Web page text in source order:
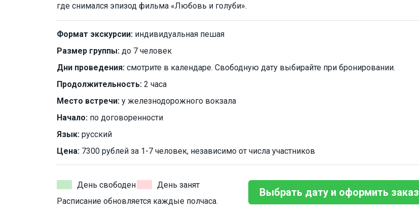
где снимался эпизод фильма «Любовь и голуби».
Формат экскурсии: индивидуальная пешая
Размер группы: до 7 человек
Дни проведения: смотрите в календаре. Свободную дату выбирайте при бронировании.
Продолжительность: 2 часа
Место встречи: у железнодорожного вокзала
Начало: по договоренности
Язык: русский
Цена: 7300 рублей за 1-7 человек, независимо от числа участников
День свободен
День занят
Расписание обновляется каждые полчаса.
Выбрать дату и оформить заказ